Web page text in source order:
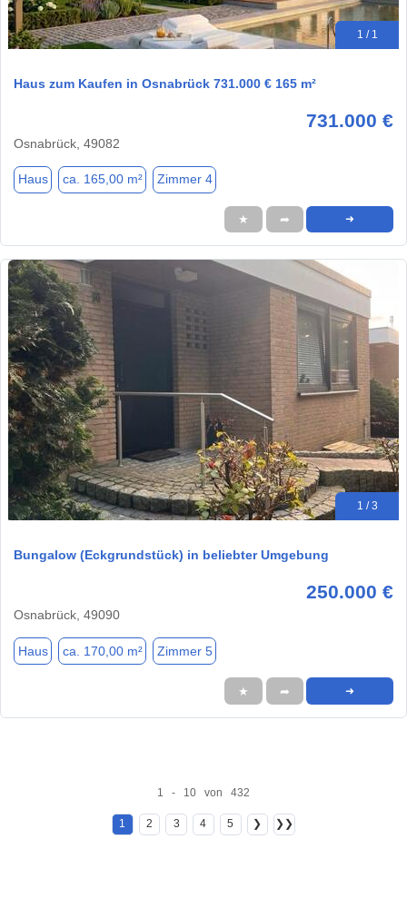
1 / 1
Haus zum Kaufen in Osnabrück 731.000 € 165 m²
731.000 €
Osnabrück, 49082
Haus ca. 165,00 m² Zimmer 4
★ ➦ ➜
1 / 3
Bungalow (Eckgrundstück) in beliebter Umgebung
250.000 €
Osnabrück, 49090
Haus ca. 170,00 m² Zimmer 5
★ ➦ ➜
1 - 10 von 432
1 2 3 4 5 ❯ ❯❯